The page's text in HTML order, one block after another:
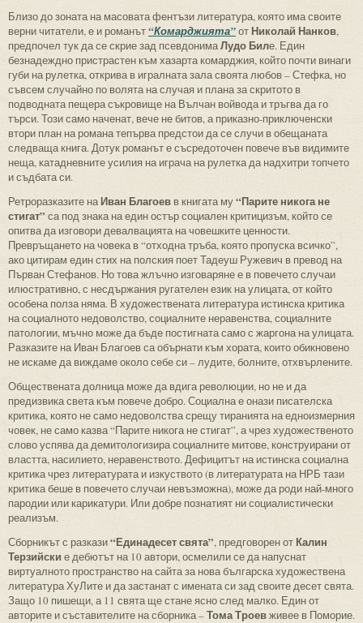
Близо до зоната на масовата фентъзи литература, която има своите
верни читатели, е и романът“Комарджията”от Николай Нанков,
предпочел тук да се скрие зад псевдонимаЛудо Биле. Един
безнадеждно пристрастен към хазарта комарджия, който почти винаги
губи на рулетка, открива в игралната зала своята любов – Стефка, но
съвсем случайно по волята на случая и плана за скритото в
подводната пещера съкровище на Вълчан войвода и тръгва да го
търси. Този само наченат, вече не битов, а приказно-приключенски
втори план на романа тепърва предстои да се случи в обещаната
следваща книга. Дотук романът е съсредоточен повече във видимите
неща, катадневните усилия на играча на рулетка да надхитри топчето
и съдбата си.
Ретроразказите наИван Благоев в книгата му“Парите никога не
стигат” са под знака на един остър социален критицизъм, който се
опитва да изговори девалвацията на човешките ценности.
Превръщането на човека в “отходна тръба, която пропуска всичко”,
ако цитирам един стих на полския поет Тадеуш Ружевич в превод на
Първан Стефанов. Но това жлъчно изговаряне е в повечето случаи
илюстративно, с несдържания ругателен език на улицата, от който
особена полза няма. В художествената литература истинска критика
на социалното недоволство, социалните неравенства, социалните
патологии, мъчно може да бъде постигната само с жаргона на улицата.
Разказите на Иван Благоев са обърнати към хората, които обикновено
не искаме да виждаме около себе си – лудите, болните, отхвърлените.
Обществената долница може да вдига революции, но не и да
предизвика света към повече добро. Социална е онази писателска
критика, която не само недоволства срещу тиранията на едноизмерния
човек, не само казва “Парите никога не стигат”, а чрез художественото
слово успява да демитологизира социалните митове, конструирани от
властта, насилието, неравенството. Дефицитът на истинска социална
критика чрез литературата и изкуството (в литературата на НРБ тази
критика беше в повечето случаи невъзможна), може да роди най-много
пародии или карикатури. Или добре познатият ни социалистически
реализъм.
Сборникът с разкази“Единадесет свята”, предговорен отКалин
Терзийски е дебютът на 10 автори, осмелили се да напуснат
виртуалното пространство на сайта за нова българска художествена
литература ХуЛите и да застанат с имената си зад своите десет свята.
Защо 10 пишещи, а 11 свята ще стане ясно след малко. Един от
авторите и съставителите на сборника –Тома Троевживее в Поморие.